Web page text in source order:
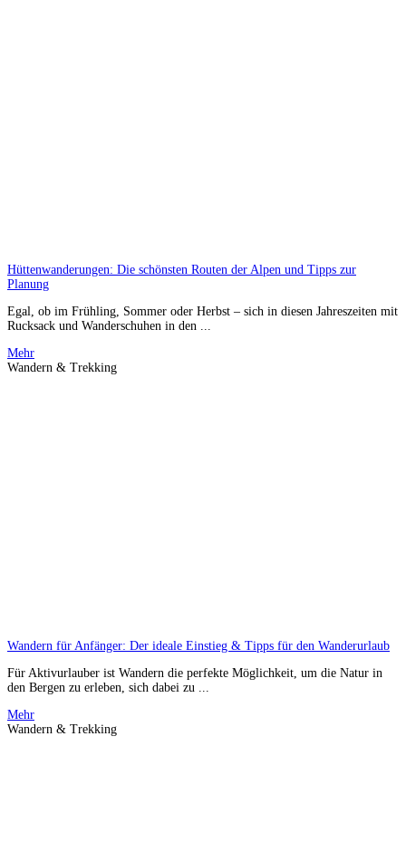
Hüttenwanderungen: Die schönsten Routen der Alpen und Tipps zur
Planung
Egal, ob im Frühling, Sommer oder Herbst – sich in diesen Jahreszeiten mit
Rucksack und Wanderschuhen in den ...
Mehr
Wandern & Trekking
Wandern für Anfänger: Der ideale Einstieg & Tipps für den Wanderurlaub
Für Aktivurlauber ist Wandern die perfekte Möglichkeit, um die Natur in
den Bergen zu erleben, sich dabei zu ...
Mehr
Wandern & Trekking